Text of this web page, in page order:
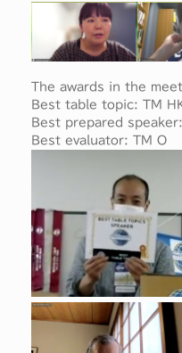
The awards in the
Best table topic: TM
Best prepared
Best evaluator: TM O